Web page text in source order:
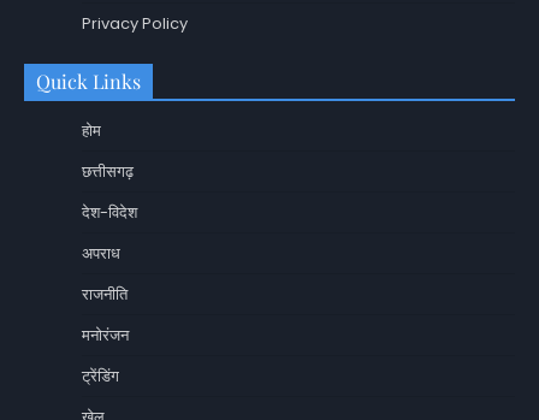
Privacy Policy
Quick Links
होम
छत्तीसगढ़
देश-विदेश
अपराध
राजनीति
मनोरंजन
ट्रेंडिंग